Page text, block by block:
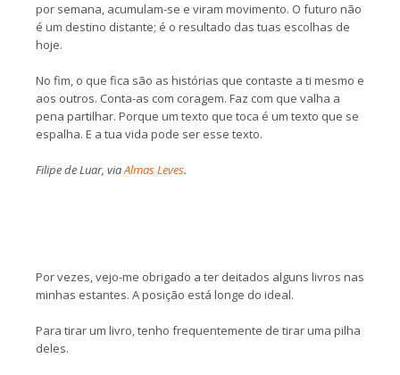
por semana, acumulam-se e viram movimento. O futuro não
é um destino distante; é o resultado das tuas escolhas de
hoje.
No fim, o que fica são as histórias que contaste a ti mesmo e
aos outros. Conta-as com coragem. Faz com que valha a
pena partilhar. Porque um texto que toca é um texto que se
espalha. E a tua vida pode ser esse texto.
Filipe de Luar, viaAlmas Leves.
Por vezes, vejo-me obrigado a ter deitados alguns livros nas
minhas estantes. A posição está longe do ideal.
Para tirar um livro, tenho frequentemente de tirar uma pilha
deles.